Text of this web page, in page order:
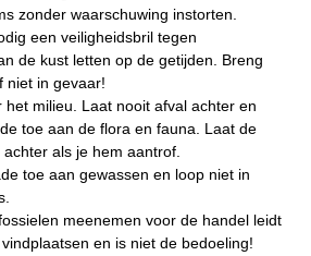
zonder waarschuwing instorten.
een veiligheidsbril tegen
de kust letten op de getijden. Breng
niet in gevaar!
het milieu. Laat nooit afval achter en
toe aan de flora en fauna. Laat de
als je hem aantrof.
toe aan gewassen en loop niet in
meenemen voor de handel leidt
en is niet de bedoeling!